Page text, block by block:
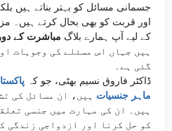
جسمانی مسائل کو بہتر بناتے ہیں
اور قربت کو بھی بحال کرتے ہیں۔
کے لیے آپ ہمارے بلاگ مباشرت کے
ہیں جہاں اس مسئلے کی وجوہات
گئی ہے۔
ڈاکٹر فاروق نسیم بھٹی، جو کہ
ماہر جنسیات ہیں، ان مسائل کی
ہیں۔ ان کی مہارت میں جنسی
کو حل کرنا اور ازدواجی زندگی